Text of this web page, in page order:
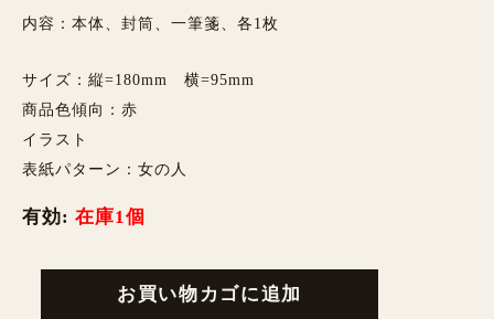
内容：本体、封筒、一筆箋、各1枚
サイズ：縦=180mm 横=95mm
商品色傾向：赤
イラスト
表紙パターン：女の人
有効: 在庫1個
お買い物カゴに追加